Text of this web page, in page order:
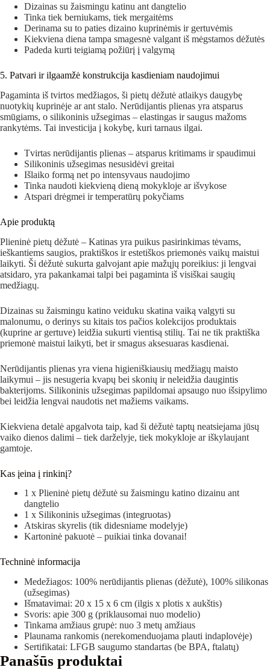
Dizainas su žaismingu katinu ant dangtelio
Tinka tiek berniukams, tiek mergaitėms
Derinama su to paties dizaino kuprinėmis ir gertuvėmis
Kiekviena diena tampa smagesnė valgant iš mėgstamos dėžutės
Padeda kurti teigiamą požiūrį į valgymą
5. Patvari ir ilgaamžė konstrukcija kasdieniam naudojimui
Pagaminta iš tvirtos medžiagos, ši pietų dėžutė atlaikys daugybę
nuotykių kuprinėje ar ant stalo. Nerūdijantis plienas yra atsparus
smūgiams, o silikoninis užsegimas – elastingas ir saugus mažoms
rankytėms. Tai investicija į kokybę, kuri tarnaus ilgai.
Tvirtas nerūdijantis plienas – atsparus kritimams ir spaudimui
Silikoninis užsegimas nesusidėvi greitai
Išlaiko formą net po intensyvaus naudojimo
Tinka naudoti kiekvieną dieną mokykloje ar išvykose
Atspari drėgmei ir temperatūrų pokyčiams
Apie produktą
Plieninė pietų dėžutė – Katinas yra puikus pasirinkimas tėvams,
ieškantiems saugios, praktiškos ir estetiškos priemonės vaikų maistui
laikyti. Ši dėžutė sukurta galvojant apie mažųjų poreikius: ji lengvai
atsidaro, yra pakankamai talpi bei pagaminta iš visiškai saugių
medžiagų.
Dizainas su žaismingu katino veiduku skatina vaiką valgyti su
malonumu, o derinys su kitais tos pačios kolekcijos produktais
(kuprine ar gertuve) leidžia sukurti vientisą stilių. Tai ne tik praktiška
priemonė maistui laikyti, bet ir smagus aksesuaras kasdienai.
Nerūdijantis plienas yra viena higieniškiausių medžiagų maisto
laikymui – jis nesugeria kvapų bei skonių ir neleidžia daugintis
bakterijoms. Silikoninis užsegimas papildomai apsaugo nuo išsipylimo
bei leidžia lengvai naudotis net mažiems vaikams.
Kiekviena detalė apgalvota taip, kad ši dėžutė taptų neatsiejama jūsų
vaiko dienos dalimi – tiek darželyje, tiek mokykloje ar iškylaujant
gamtoje.
Kas įeina į rinkinį?
1 x Plieninė pietų dėžutė su žaismingu katino dizainu ant
dangtelio
1 x Silikoninis užsegimas (integruotas)
Atskiras skyrelis (tik didesniame modelyje)
Kartoninė pakuotė – puikiai tinka dovanai!
Techninė informacija
Medežiagos: 100% nerūdijantis plienas (dėžutė), 100% silikonas
(užsegimas)
Išmatavimai: 20 x 15 x 6 cm (ilgis x plotis x aukštis)
Svoris: apie 300 g (priklausomai nuo modelio)
Tinkama amžiaus grupė: nuo 3 metų amžiaus
Plaunama rankomis (nerekomenduojama plauti indaplovėje)
Sertifikatai: LFGB saugumo standartas (be BPA, ftalatų)
Panašūs produktai